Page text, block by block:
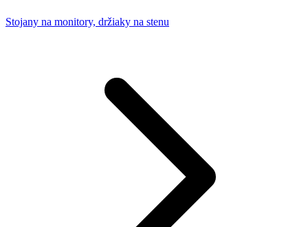
Stojany na monitory, držiaky na stenu